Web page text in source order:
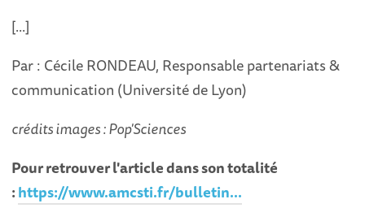
[...]
Par : Cécile RONDEAU, Responsable partenariats &
communication (Université de Lyon)
crédits images : Pop'Sciences
Pour retrouver l'article dans son totalité
:https://www.amcsti.fr/bulletin...